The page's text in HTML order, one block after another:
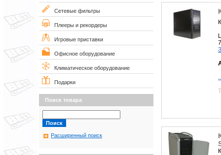
Сетевые фильтры
Плееры и рекордеры
Игровые приставки
Офисное оборудование
Климатическое оборудование
Подарки
Поиск товара
Расширенный поиск